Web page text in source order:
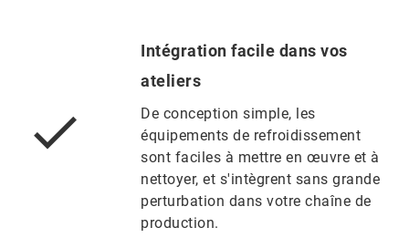
Intégration facile dans vos
ateliers
De conception simple, les
équipements de refroidissement
sont faciles à mettre en œuvre et à
nettoyer, et s'intègrent sans grande
perturbation dans votre chaîne de
production.